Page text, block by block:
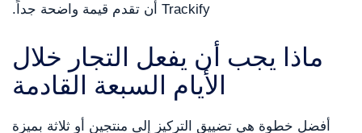
Trackify أن تقدم قيمة واضحة جداً.
ماذا يجب أن يفعل التجار خلال
الأيام السبعة القادمة
أفضل خطوة هي تضييق التركيز إلى منتجين أو ثلاثة بميزة